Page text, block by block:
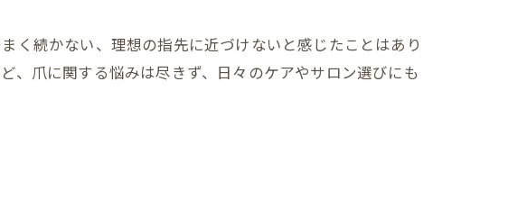
く続かない、理想の指先に近づけないと感じたことはあり
、爪に関する悩みは尽きず、日々のケアやサロン選びにも